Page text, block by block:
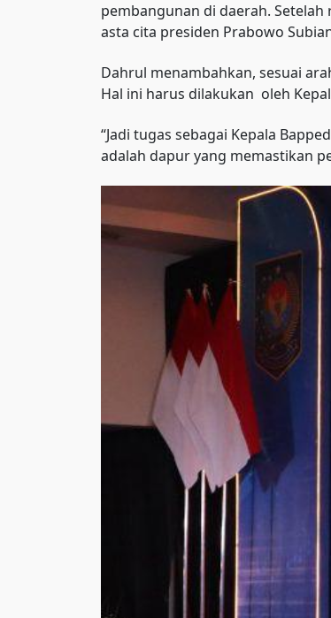
pembangunan di daerah.
asta cita presiden Prabowo
Dahrul menambahkan, sesuai
Hal ini harus dilakukan oleh
“Jadi tugas sebagai Kepala
adalah dapur yang memastikan